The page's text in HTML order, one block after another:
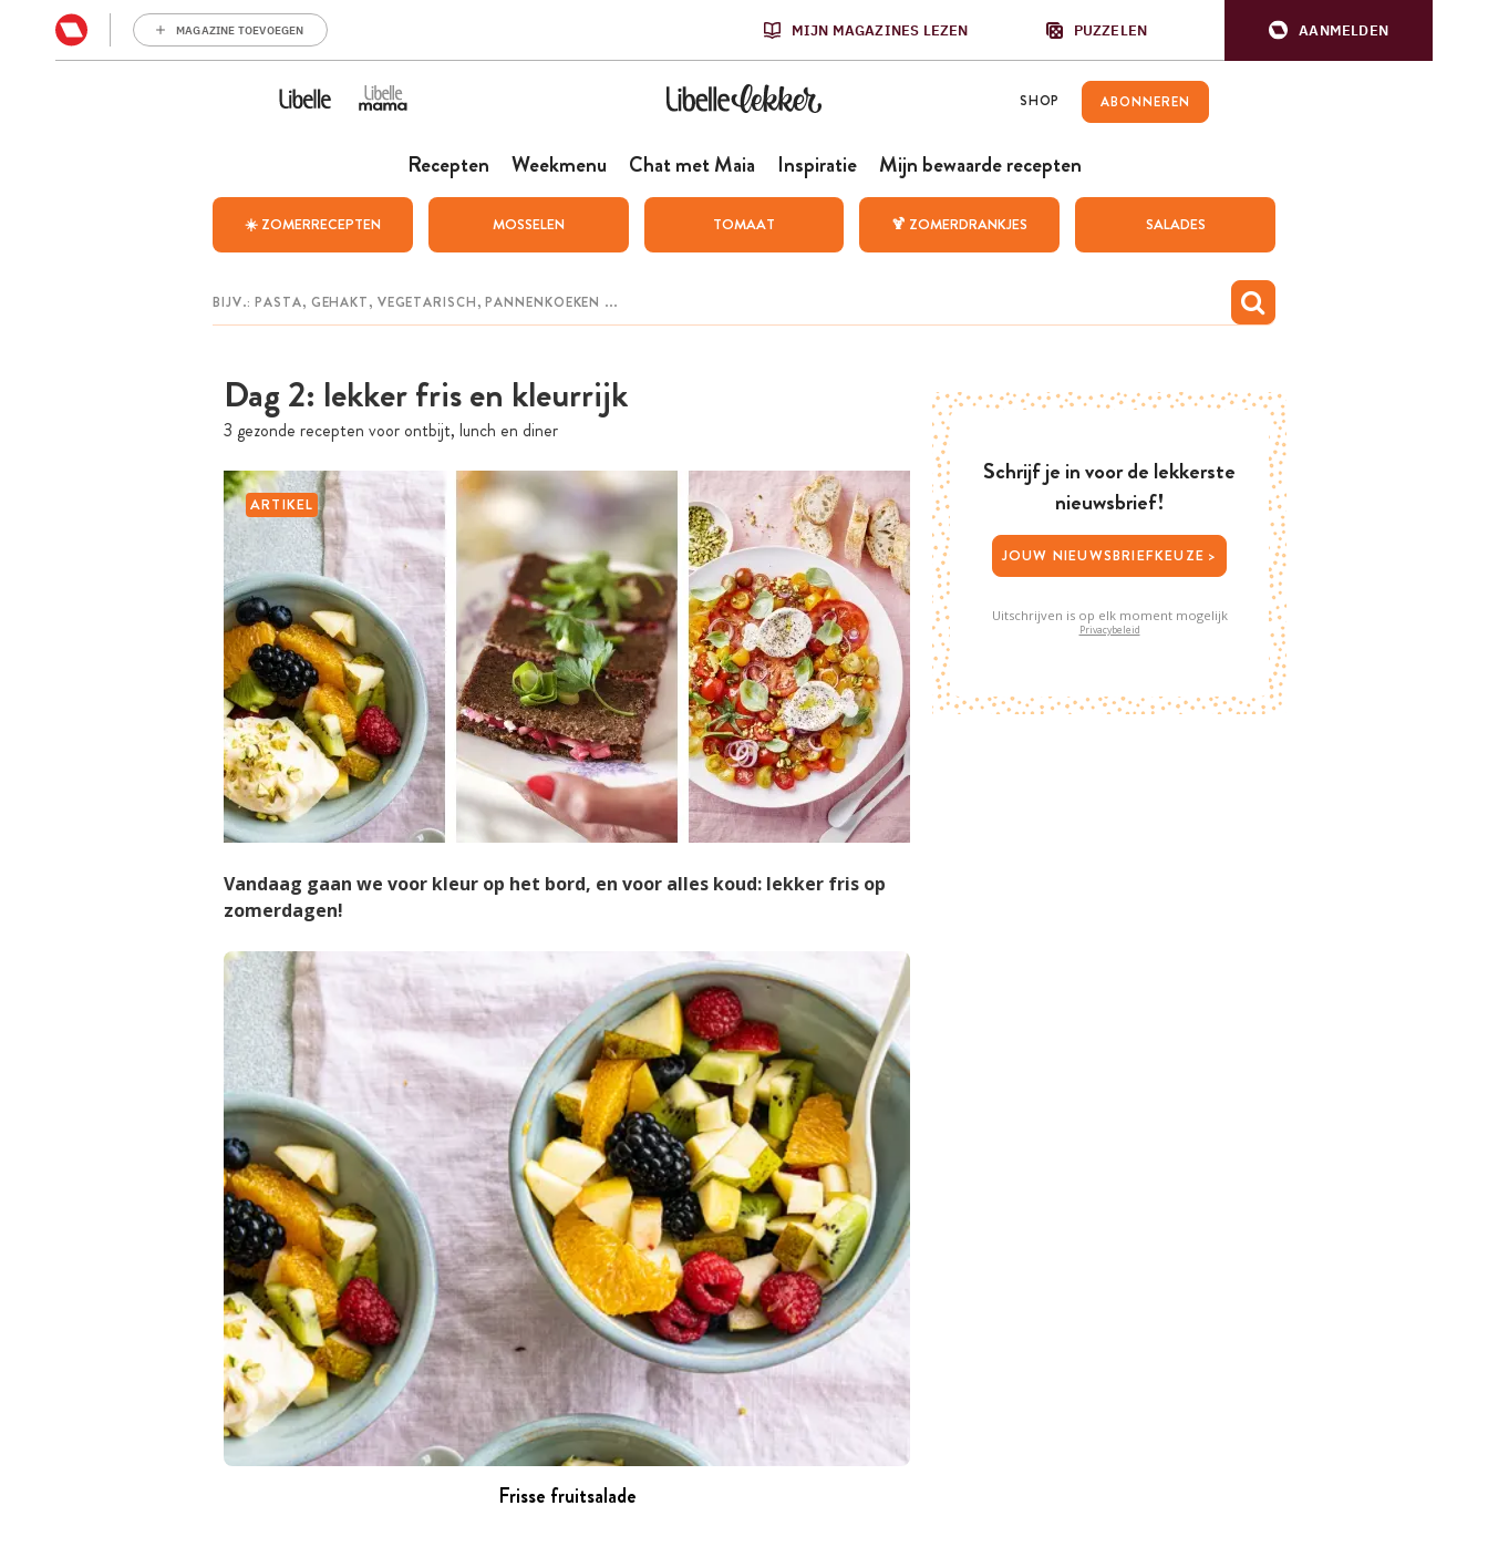
MAGAZINE TOEVOEGEN MIJN MAGAZINES LEZEN PUZZELEN AANMELDEN
SHOP ABONNEREN
Recepten Weekmenu Chat met Maia Inspiratie Mijn bewaarde recepten
☀️ ZOMERRECEPTEN MOSSELEN TOMAAT 🍹 ZOMERDRANKJES SALADES
Dag 2: lekker fris en kleurrijk
3 gezonde recepten voor ontbijt, lunch en diner
ARTIKEL
Vandaag gaan we voor kleur op het bord, en voor alles koud: lekker fris op
zomerdagen!
Frisse fruitsalade
Schrijf je in voor de lekkerste
nieuwsbrief!
JOUW NIEUWSBRIEFKEUZE >
Uitschrijven is op elk moment mogelijk
Privacybeleid